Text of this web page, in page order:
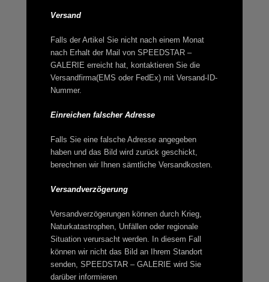
Versand
Falls der Artikel Sie nicht nach einem Monat
nach Erhalt der Mail von SPEEDSTAR –
GALERIE erreicht hat, kontaktieren Sie die
Versandfirma(EMS oder FedEx) mit Versand-ID-
Nummer.
Einreichen falscher Adresse
Falls Sie eine falsche Adresse angegeben
haben und das Bild wird zurück geschickt,
berechnen wir Ihnen sämtliche Versandkosten.
Versandverzögerung
Versandverzögerungen können durch Krieg,
Naturkatastrophen, Unfällen oder regionale
Situation verursacht werden. In diesem Fall
können wir nicht das Bild an Ihrem Standort
senden, SPEEDSTAR – GALERIE wird Sie
darüber informieren